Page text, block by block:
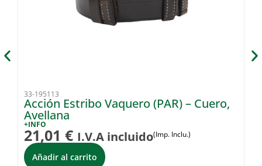
33-195113
Acción Estribo Vaquero (PAR) – Cuero,
Avellana
+INFO
21,01 € I.V.A incluido(Imp. Inclu.)
Añadir al carrito